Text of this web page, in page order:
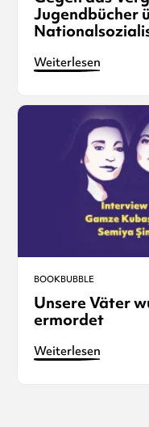
Jugendbücher
Weiterlesen
BOOKBUBBLE
Unsere Väter
ermordet
Weiterlesen